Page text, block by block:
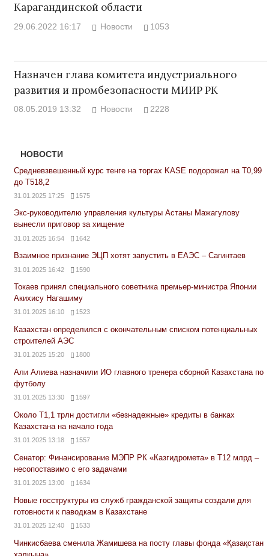
Карагандинской области
29.06.2022 16:17 Новости 1053
Назначен глава комитета индустриального
развития и промбезопасности МИИР РК
08.05.2019 13:32 Новости 2228
НОВОСТИ
Средневзвешенный курс тенге на торгах KASE подорожал на Т0,99
до Т518,2
31.01.2025 17:25 1575
Экс-руководителю управления культуры Астаны Мажагулову
вынесли приговор за хищение
31.01.2025 16:54 1642
Взаимное признание ЭЦП хотят запустить в ЕАЭС – Сагинтаев
31.01.2025 16:42 1590
Токаев принял специального советника премьер-министра Японии
Акихису Нагашиму
31.01.2025 16:10 1523
Казахстан определился с окончательным списком потенциальных
строителей АЭС
31.01.2025 15:20 1800
Али Алиева назначили ИО главного тренера сборной Казахстана по
футболу
31.01.2025 13:30 1597
Около Т1,1 трлн достигли «безнадежные» кредиты в банках
Казахстана на начало года
31.01.2025 13:18 1557
Сенатор: Финансирование МЭПР РК «Казгидромета» в Т12 млрд –
несопоставимо с его задачами
31.01.2025 13:00 1634
Новые госструктуры из служб гражданской защиты создали для
готовности к паводкам в Казахстане
31.01.2025 12:40 1533
Чинкисбаева сменила Жамишева на посту главы фонда «Қазақстан